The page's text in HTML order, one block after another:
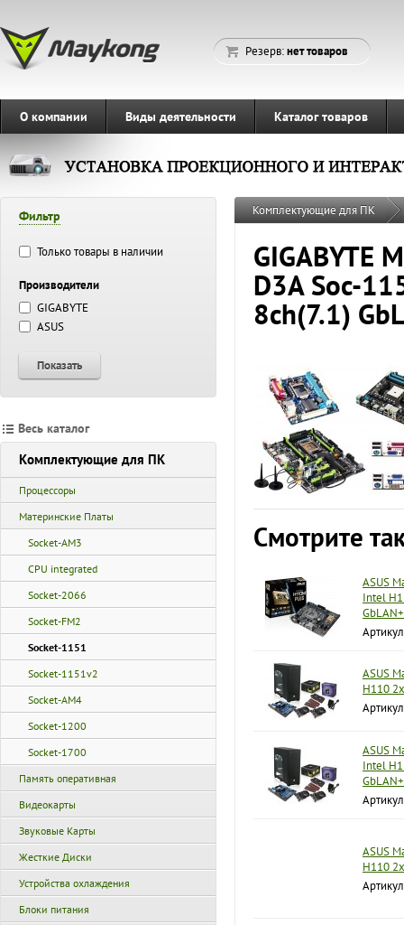
Резерв:нет товаров
О компании Виды деятельности Каталог товаров
Фильтр
Только товары в наличии
Производители
GIGABYTE
ASUS
Показать
Весь каталог
Комплектующие для ПК
Процессоры
Материнские Платы
Socket-AM3
CPU integrated
Socket-2066
Socket-FM2
Socket-1151
Socket-1151v2
Socket-AM4
Socket-1200
Socket-1700
Память оперативная
Видеокарты
Звуковые Карты
Жесткие Диски
Устройства охлаждения
Блоки питания
Комплектующие для ПК
GIGABYTE
D3A Soc-
8ch(7.1)
Смотрите
ASUS
Intel
ASUS
H110
ASUS
Intel
ASUS
H110